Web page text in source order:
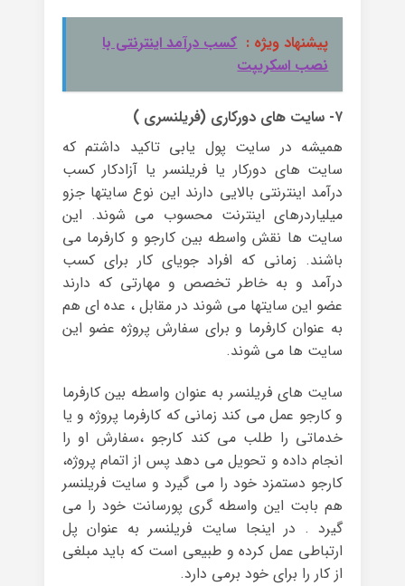
پیشنهاد ویژه : کسب درآمد اینترنتی با
نصب اسکریپت
۷- سایت های دورکاری (فریلنسری )
همیشه در سایت پول یابی تاکید داشتم که
سایت های دورکار یا فریلنسر یا آزادکار کسب
درآمد اینترنتی بالایی دارند این نوع سایتها جزو
میلیاردرهای اینترنت محسوب می شوند. این
سایت ها نقش واسطه بین کارجو و کارفرما می
باشند. زمانی که افراد جویای کار برای کسب
درآمد و به خاطر تخصص و مهارتی که دارند
عضو این سایتها می شوند در مقابل ، عده ای هم
به عنوان کارفرما و برای سفارش پروژه عضو این
سایت ها می شوند.
سایت های فریلنسر به عنوان واسطه بین کارفرما
و کارجو عمل می کند زمانی که کارفرما پروژه و یا
خدماتی را طلب می کند کارجو ،سفارش او را
انجام داده و تحویل می دهد پس از اتمام پروژه،
کارجو دستمزد خود را می گیرد و سایت فریلنسر
هم بابت این واسطه گری پورسانت خود را می
گیرد . در اینجا سایت فریلنسر به عنوان پل
ارتباطی عمل کرده و طبیعی است که باید مبلغی
از کار را برای خود برمی دارد.